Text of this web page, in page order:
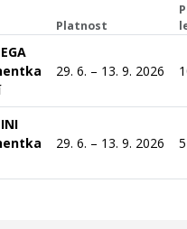
Platnost
29. 6. – 13. 9. 2026
29. 6. – 13. 9. 2026